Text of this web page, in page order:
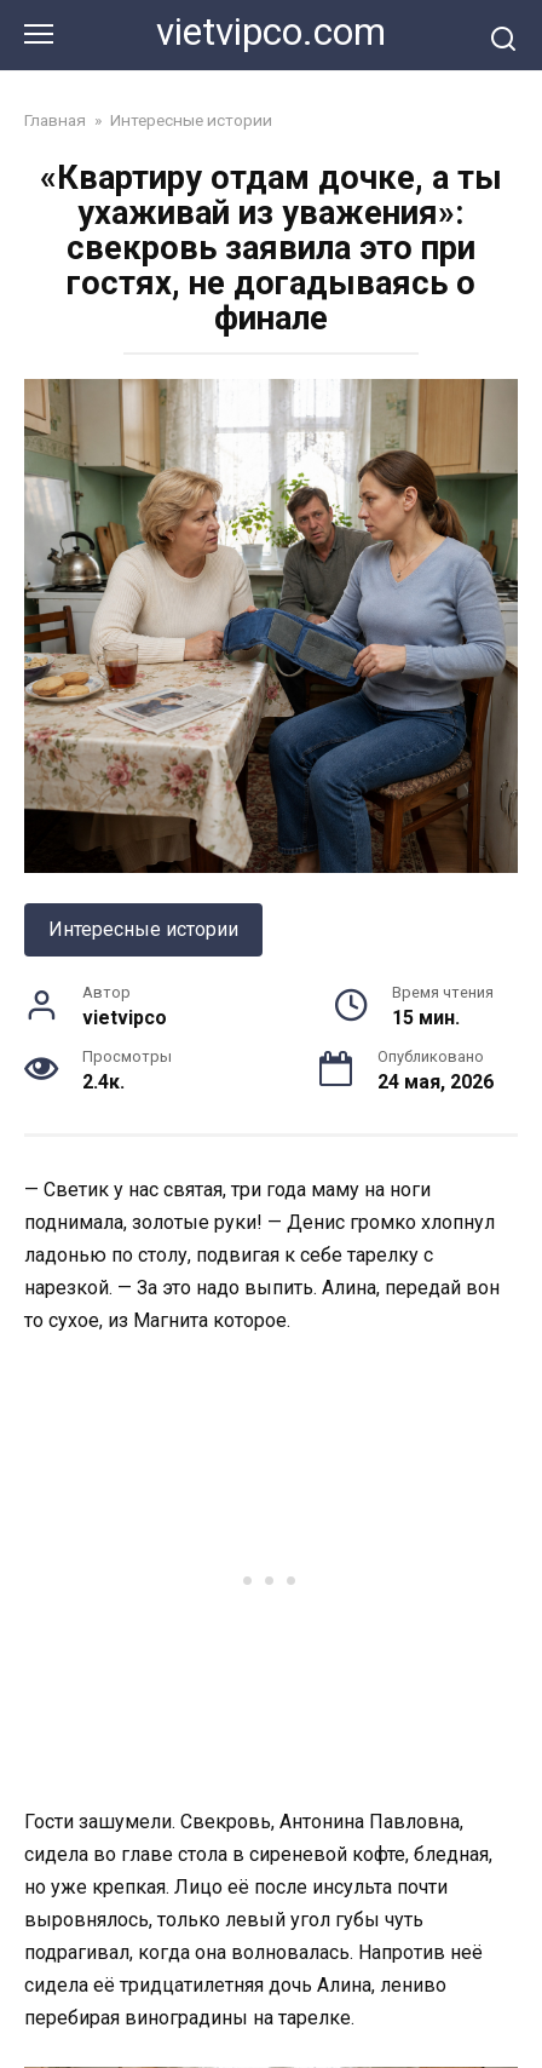
контенту
vietvipco.com
Главная » Интересные истории
«Квартиру отдам дочке, а ты
ухаживай из уважения»:
свекровь заявила это при
гостях, не догадываясь о
финале
Интересные истории
Автор
vietvipco
Время чтения
15 мин.
Просмотры
2.4к.
Опубликовано
24 мая, 2026
— Светик у нас святая, три года маму на ноги
поднимала, золотые руки! — Денис громко хлопнул
ладонью по столу, подвигая к себе тарелку с
нарезкой. — За это надо выпить. Алина, передай вон
то сухое, из Магнита которое.
Гости зашумели. Свекровь, Антонина Павловна,
сидела во главе стола в сиреневой кофте, бледная,
но уже крепкая. Лицо её после инсульта почти
выровнялось, только левый угол губы чуть
подрагивал, когда она волновалась. Напротив неё
сидела её тридцатилетняя дочь Алина, лениво
перебирая виноградины на тарелке.